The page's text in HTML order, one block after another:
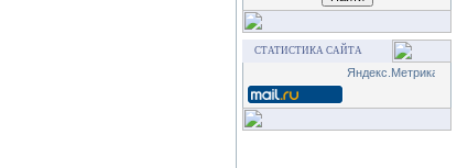
СТАТИСТИКА САЙТА